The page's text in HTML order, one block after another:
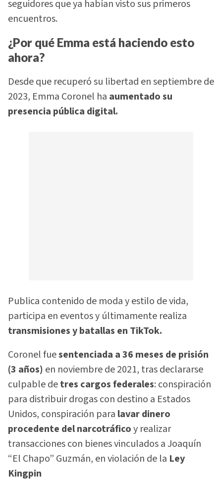
seguidores que ya habían visto sus primeros
encuentros.
¿Por qué Emma está haciendo esto
ahora?
Desde que recuperó su libertad en septiembre de
2023, Emma Coronel ha aumentado su
presencia pública digital.
Publica contenido de moda y estilo de vida,
participa en eventos y últimamente realiza
transmisiones y batallas en TikTok.
Coronel fuesentenciada a 36 meses de prisión
(3 años) en noviembre de 2021, tras declararse
culpable detres cargos federales: conspiración
para distribuir drogas con destino a Estados
Unidos, conspiración para lavar dinero
procedente del narcotráficoy realizar
transacciones con bienes vinculados a Joaquín
“El Chapo” Guzmán, en violación de la Ley
Kingpin